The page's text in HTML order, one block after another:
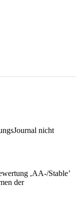
nicht
,AA-/Stable’
der